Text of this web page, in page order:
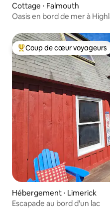
Cottage ⋅ Falmouth
Oasis en bord de mer à
Coups de cœur voyageurs
Coup de cœur voyageurs
Hébergement ⋅ Limerick
Escapade au bord d'un lac